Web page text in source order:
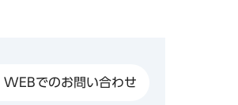
WEBでのお問い合わせ